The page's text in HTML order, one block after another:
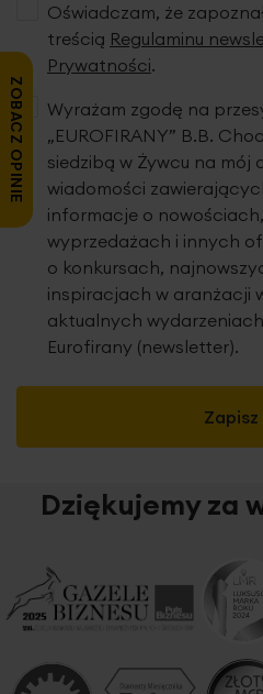
Oświadczam, że
treścią Regulaminu
Prywatności.
Zapisz
Wyrażam zgodę na
„EUROFIRANY” B.B.
siedzibą w Żywcu na mój
wiadomości
informacje o
wyprzedażach i innych
o konkursach,
inspiracjach w aranżacji
aktualnych
Eurofirany (newsletter).
Dziękujemy za
ZOBACZ OPINIE